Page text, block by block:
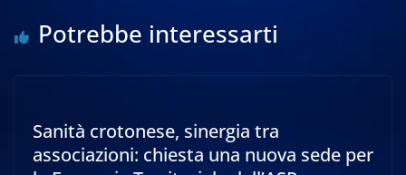
Potrebbe interessarti
Sanità crotonese, sinergia tra
associazioni: chiesta una nuova sede per